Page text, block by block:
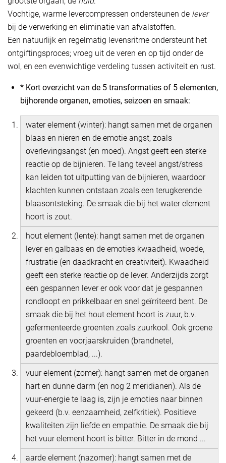
Vochtige, warme levercompressen ondersteunen de lever
bij de verwerking en eliminatie van afvalstoffen.
Een natuurlijk en regelmatig levensritme ondersteunt het
ontgiftingsproces; vroeg uit de veren en op tijd onder de
wol, en een evenwichtige verdeling tussen activiteit en rust.
* Kort overzicht van de 5 transformaties of 5 elementen,
bijhorende organen, emoties, seizoen en smaak:
water element (winter): hangt samen met de organen
blaas en nieren en de emotie angst, zoals
overlevingsangst (en moed). Angst geeft een sterke
reactie op de bijnieren. Te lang teveel angst/stress
kan leiden tot uitputting van de bijnieren, waardoor
klachten kunnen ontstaan zoals een terugkerende
blaasontsteking. De smaak die bij het water element
hoort is zout.
hout element (lente): hangt samen met de organen
lever en galbaas en de emoties kwaadheid, woede,
frustratie (en daadkracht en creativiteit). Kwaadheid
geeft een sterke reactie op de lever. Anderzijds zorgt
een gespannen lever er ook voor dat je gespannen
rondloopt en prikkelbaar en snel geïrriteerd bent. De
smaak die bij het hout element hoort is zuur, b.v.
gefermenteerde groenten zoals zuurkool. Ook groene
groenten en voorjaarskruiden (brandnetel,
paardebloemblad, ...).
vuur element (zomer): hangt samen met de organen
hart en dunne darm (en nog 2 meridianen). Als de
vuur-energie te laag is, zijn je emoties naar binnen
gekeerd (b.v. eenzaamheid, zelfkritiek). Positieve
kwaliteiten zijn liefde en empathie. De smaak die bij
het vuur element hoort is bitter. Bitter in de mond ...
aarde element (nazomer): hangt samen met de